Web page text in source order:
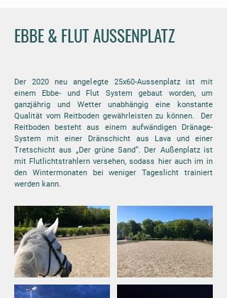
EBBE & FLUT AUSSENPLATZ
Der 2020 neu angelegte 25x60-Aussenplatz ist mit
einem Ebbe- und Flut System gebaut worden, um
ganzjährig und Wetter unabhängig eine konstante
Qualität vom Reitboden gewährleisten zu können. Der
Reitboden besteht aus einem aufwändigen Dränage-
System mit einer Dränschicht aus Lava und einer
Tretschicht aus „Der grüne Sand“. Der Außenplatz ist
mit Flutlichtstrahlern versehen, sodass hier auch im in
den Wintermonaten bei weniger Tageslicht trainiert
werden kann.